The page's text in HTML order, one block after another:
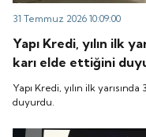
31 Temmuz 2026 10:09:00
Yapı Kredi, yılın ilk
karı elde ettiğini
Yapı Kredi, yılın ilk
duyurdu.